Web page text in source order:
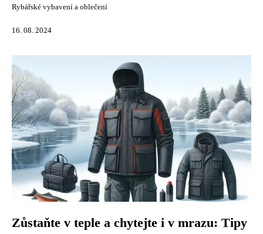
Rybářské vybavení a oblečení
16. 08. 2024
Zůstaňte v teple a chytejte i v mrazu: Tipy